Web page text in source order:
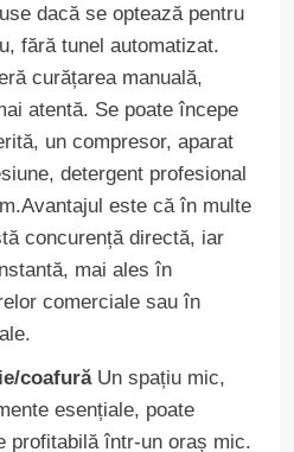
dacă se optează pentru
fără tunel automatizat.
curățarea manuală,
atentă. Se poate începe
un compresor, aparat
detergent profesional
este că în multe
concurență directă, iar
mai ales în
comerciale sau în
coafurăUn spațiu mic,
esențiale, poate
profitabilă într-un oraș mic.